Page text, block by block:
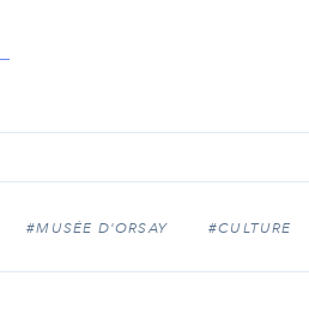
#MUSÉE D'ORSAY #CULTURE